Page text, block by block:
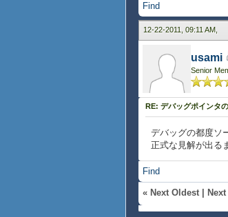
Find
12-22-2011, 09:11 AM,
usami
Senior
RE: デバッグポインタ
デバッグの都度ソ
正式な見解が出る
Find
« Next Oldest